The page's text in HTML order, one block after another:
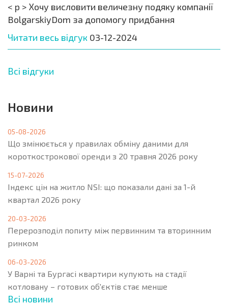
< p > Хочу висловити величезну подяку компанії
BolgarskiyDom за допомогу придбання
Читати весь відгук 03-12-2024
Всі відгуки
Новини
05-08-2026
Що змінюється у правилах обміну даними для
короткострокової оренди з 20 травня 2026 року
15-07-2026
Індекс цін на житло NSI: що показали дані за 1-й
квартал 2026 року
20-03-2026
Перерозподіл попиту між первинним та вторинним
ринком
06-03-2026
У Варні та Бургасі квартири купують на стадії
котловану – готових об'єктів стає менше
Всі новини